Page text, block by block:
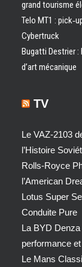
grand tourisme
Telo MT1 :
Cybertruck
Bugatti Destrier :
d’art mécanique
TV
Le VAZ-2103
l’Histoire
Rolls-Royce
l’American
Lotus Super
Conduite Pure
La BYD
performance et
Le Mans